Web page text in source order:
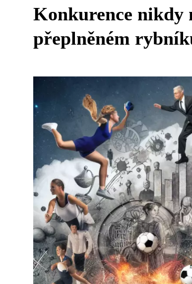
Konkurence nikdy
přeplněném